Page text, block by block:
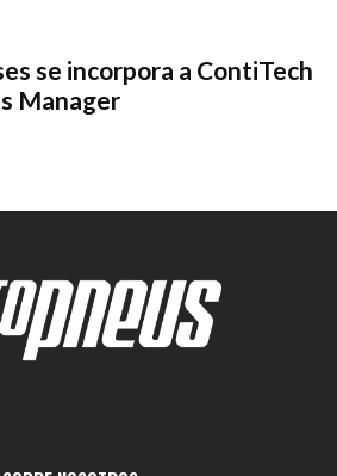
se incorpora a ContiTech
Manager